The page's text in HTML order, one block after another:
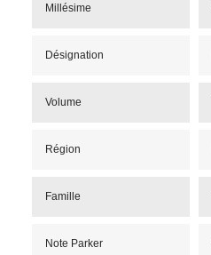
Millésime
Désignation
Volume
Région
Famille
Note Parker